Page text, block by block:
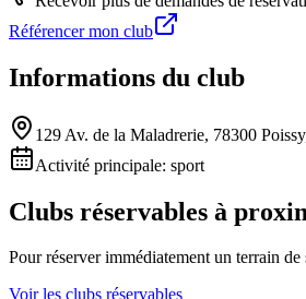
Référencer mon club
Informations du club
129 Av. de la Maladrerie, 78300
Activité principale: sport
Clubs réservables à
Pour réserver immédiatement un terrain de
Voir les clubs réservables